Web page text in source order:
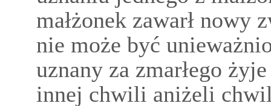
małżonek zawarł nowy
nie może być
uznany za zmarłego
innej chwili aniżeli